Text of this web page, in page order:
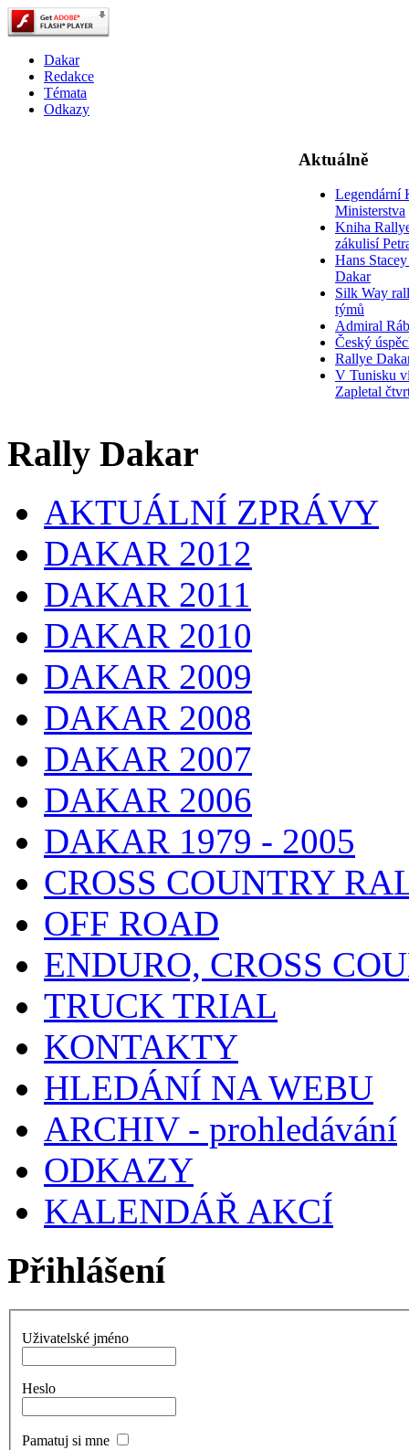
Dakar
Redakce
Témata
Odkazy
Aktuálně
Legendární
Ministerstva
Kniha
zákulisí
Hans
Dakar
Silk Way
týmů
Admiral
Český
Rallye
V Tunisku
Zapletal
Rally Dakar
AKTUÁLNÍ ZPRÁVY
DAKAR 2012
DAKAR 2011
DAKAR 2010
DAKAR 2009
DAKAR 2008
DAKAR 2007
DAKAR 2006
DAKAR 1979 - 2005
CROSS COUNTRY
OFF ROAD
ENDURO, CROSS
TRUCK TRIAL
KONTAKTY
HLEDÁNÍ NA WEBU
ARCHIV - prohledávání
ODKAZY
KALENDÁŘ AKCÍ
Přihlášení
Uživatelské jméno
Heslo
Pamatuj si mne